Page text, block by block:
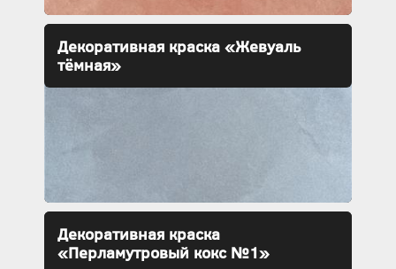
Декоративная краска «Жевуаль
тёмная»
Декоративная краска
«Перламутровый кокс №1»